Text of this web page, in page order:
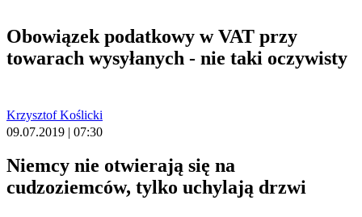
Obowiązek podatkowy w VAT przy
towarach wysyłanych - nie taki oczywisty
Krzysztof Koślicki
09.07.2019 | 07:30
Niemcy nie otwierają się na
cudzoziemców, tylko uchylają drzwi